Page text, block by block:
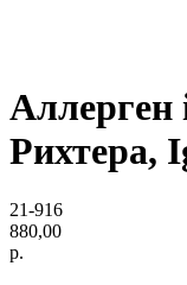
Аллерген
Рихтера,
21-916
880,00
р.